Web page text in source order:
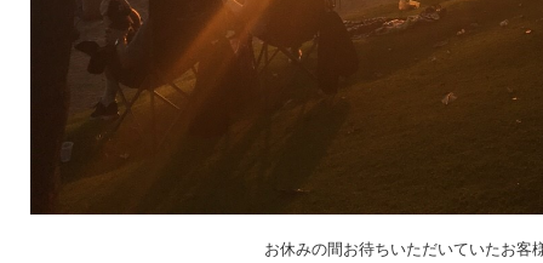
お休みの間お待ちいただいていたお客